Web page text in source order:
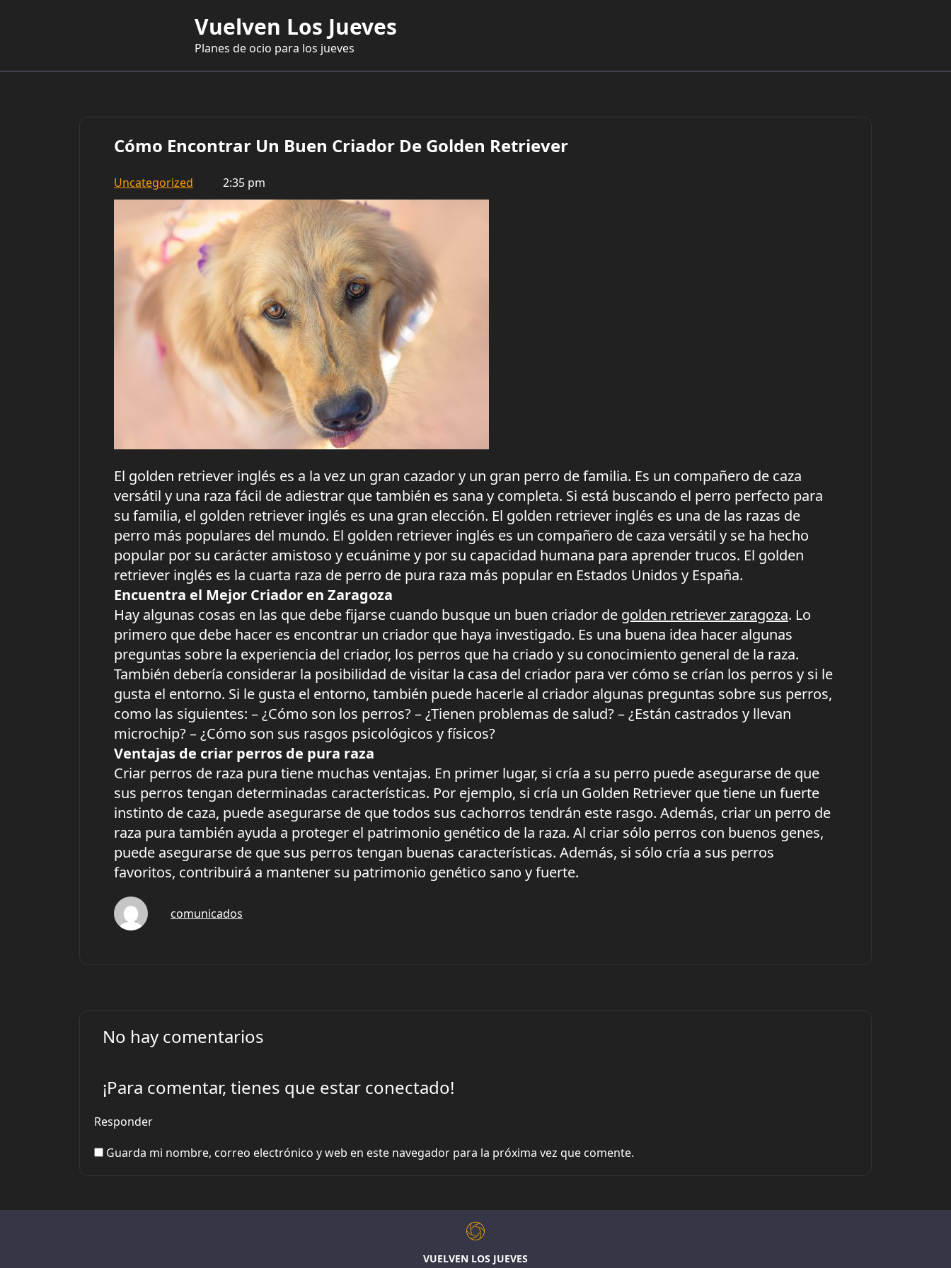
Vuelven Los Jueves
Planes de ocio para los jueves
Cómo Encontrar Un Buen Criador De Golden Retriever
Uncategorized 2:35 pm
El golden retriever inglés es a la vez un gran cazador y un gran perro de familia. Es un compañero de caza
versátil y una raza fácil de adiestrar que también es sana y completa. Si está buscando el perro perfecto para
su familia, el golden retriever inglés es una gran elección. El golden retriever inglés es una de las razas de
perro más populares del mundo. El golden retriever inglés es un compañero de caza versátil y se ha hecho
popular por su carácter amistoso y ecuánime y por su capacidad humana para aprender trucos. El golden
retriever inglés es la cuarta raza de perro de pura raza más popular en Estados Unidos y España.
Encuentra el Mejor Criador en Zaragoza
Hay algunas cosas en las que debe fijarse cuando busque un buen criador de golden retriever zaragoza. Lo
primero que debe hacer es encontrar un criador que haya investigado. Es una buena idea hacer algunas
preguntas sobre la experiencia del criador, los perros que ha criado y su conocimiento general de la raza.
También debería considerar la posibilidad de visitar la casa del criador para ver cómo se crían los perros y si le
gusta el entorno. Si le gusta el entorno, también puede hacerle al criador algunas preguntas sobre sus perros,
como las siguientes: – ¿Cómo son los perros? – ¿Tienen problemas de salud? – ¿Están castrados y llevan
microchip? – ¿Cómo son sus rasgos psicológicos y físicos?
Ventajas de criar perros de pura raza
Criar perros de raza pura tiene muchas ventajas. En primer lugar, si cría a su perro puede asegurarse de que
sus perros tengan determinadas características. Por ejemplo, si cría un Golden Retriever que tiene un fuerte
instinto de caza, puede asegurarse de que todos sus cachorros tendrán este rasgo. Además, criar un perro de
raza pura también ayuda a proteger el patrimonio genético de la raza. Al criar sólo perros con buenos genes,
puede asegurarse de que sus perros tengan buenas características. Además, si sólo cría a sus perros
favoritos, contribuirá a mantener su patrimonio genético sano y fuerte.
comunicados
No hay comentarios
¡Para comentar, tienes que estar conectado!
Responder
Guarda mi nombre, correo electrónico y web en este navegador para la próxima vez que comente.
VUELVEN LOS JUEVES